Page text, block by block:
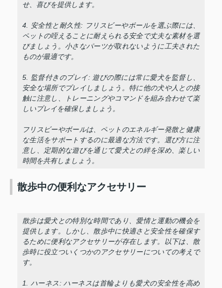
せ、喜びを提供します。
4. 安全性と耐久性: フリスビーやボールを選ぶ際には、
ペットの咥えることに耐えられる安全で丈夫な素材を選
びましょう。小さなパーツが取れないように工夫された
ものが最適です。
5. 監督付きのプレイ: 遊びの際には常に愛犬を監督し、
安全な場所でプレイしましょう。特に他の犬や人との接
触に注意し、トレーニングやコマンドを組み合わせて楽
しいプレイを確保しましょう。
フリスビーやボールは、ペットのエネルギー発散と健康
な生活をサポートするのに最適な方法です。選び方に注
意し、定期的な遊びを通じて愛犬との絆を深め、楽しい
時間を共有しましょう。
散歩中の便利なアクセサリー
散歩は愛犬との特別な時間であり、愛情と運動の機会を
提供します。しかし、散歩中に快適さと安全性を確保す
るために便利なアクセサリーが存在します。以下は、散
歩時に役立ついくつかのアクセサリーについての考えで
す。
1. ハーネス: ハーネスは首輪よりも愛犬の安全性を高め